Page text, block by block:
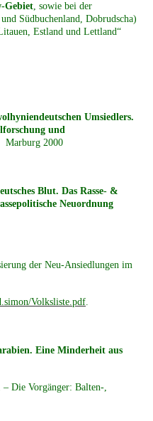
Gebiet, sowie bei der
Südbuchenland, Dobrudscha)
Estland und Lettland“
Umsiedlers.
und
Marburg 2000
Blut. Das Rasse- &
Neuordnung
der Neu-Ansiedlungen im
Volksliste.pdf.
Eine Minderheit aus
Die Vorgänger: Balten-,